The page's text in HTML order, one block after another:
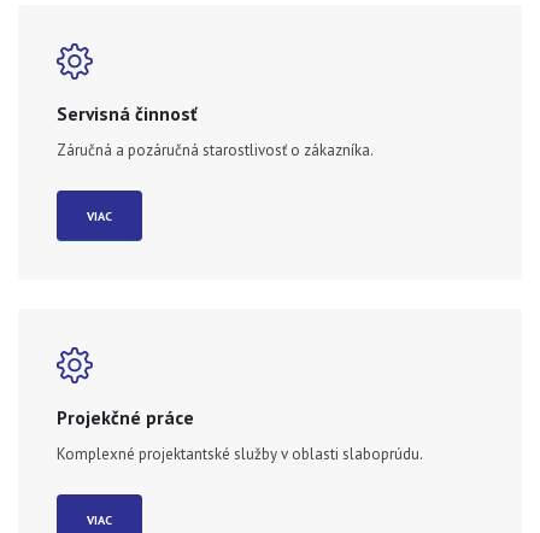
Servisná činnosť
Záručná a pozáručná starostlivosť o zákazníka.
VIAC
Projekčné práce
Komplexné projektantské služby v oblasti slaboprúdu.
VIAC